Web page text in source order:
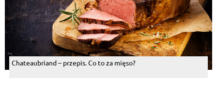
Chateaubriand – przepis. Co to za mięso?